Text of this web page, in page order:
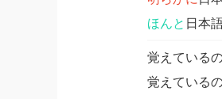
ほんと 日本
覚えている
覚えている